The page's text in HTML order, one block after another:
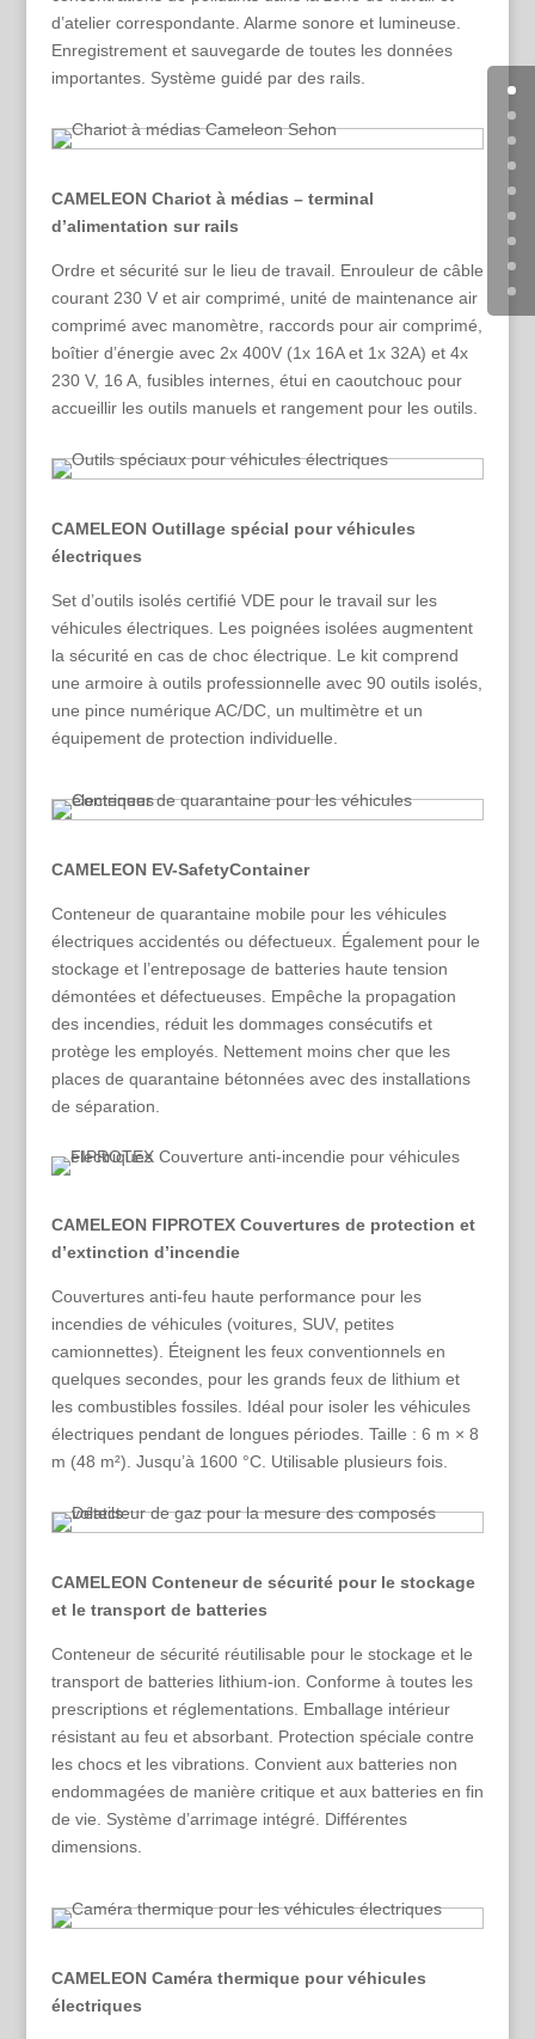
d’atelier correspondante. Alarme sonore et lumineuse.
Enregistrement et sauvegarde de toutes les données
importantes. Système guidé par des rails.
CAMELEON Chariot à médias – terminal
d’alimentation sur rails
Ordre et sécurité sur le lieu de travail. Enrouleur de câble
courant 230 V et air comprimé, unité de maintenance air
comprimé avec manomètre, raccords pour air comprimé,
boîtier d’énergie avec 2x 400V (1x 16A et 1x 32A) et 4x
230 V, 16 A, fusibles internes, étui en caoutchouc pour
accueillir les outils manuels et rangement pour les outils.
CAMELEON Outillage spécial pour véhicules
électriques
Set d’outils isolés certifié VDE pour le travail sur les
véhicules électriques. Les poignées isolées augmentent
la sécurité en cas de choc électrique. Le kit comprend
une armoire à outils professionnelle avec 90 outils isolés,
une pince numérique AC/DC, un multimètre et un
équipement de protection individuelle.
CAMELEON EV-SafetyContainer
Conteneur de quarantaine mobile pour les véhicules
électriques accidentés ou défectueux. Également pour le
stockage et l’entreposage de batteries haute tension
démontées et défectueuses. Empêche la propagation
des incendies, réduit les dommages consécutifs et
protège les employés. Nettement moins cher que les
places de quarantaine bétonnées avec des installations
de séparation.
CAMELEON FIPROTEX Couvertures de protection et
d’extinction d’incendie
Couvertures anti-feu haute performance pour les
incendies de véhicules (voitures, SUV, petites
camionnettes). Éteignent les feux conventionnels en
quelques secondes, pour les grands feux de lithium et
les combustibles fossiles. Idéal pour isoler les véhicules
électriques pendant de longues périodes. Taille : 6 m × 8
m (48 m²). Jusqu’à 1600 °C. Utilisable plusieurs fois.
CAMELEON Conteneur de sécurité pour le stockage
et le transport de batteries
Conteneur de sécurité réutilisable pour le stockage et le
transport de batteries lithium-ion. Conforme à toutes les
prescriptions et réglementations. Emballage intérieur
résistant au feu et absorbant. Protection spéciale contre
les chocs et les vibrations. Convient aux batteries non
endommagées de manière critique et aux batteries en fin
de vie. Système d’arrimage intégré. Différentes
dimensions.
CAMELEON Caméra thermique pour véhicules
électriques